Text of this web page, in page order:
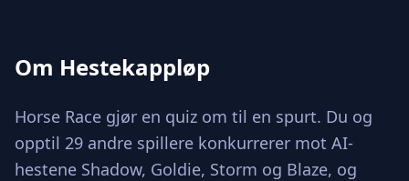
Om Hestekappløp
Horse Race gjør en quiz om til en spurt. Du og
opptil 29 andre spillere konkurrerer mot AI-
hestene Shadow, Goldie, Storm og Blaze, og